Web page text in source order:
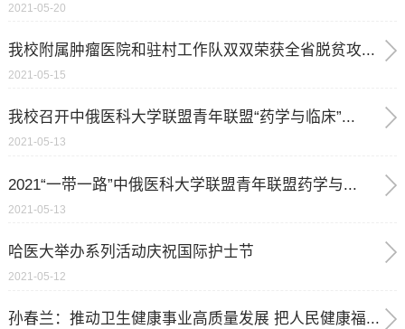
2021-05-20
我校附属肿瘤医院和驻村工作队双双荣获全省脱贫攻...
2021-05-15
我校召开中俄医科大学联盟青年联盟“药学与临床”...
2021-05-13
2021“一带一路”中俄医科大学联盟青年联盟药学与...
2021-05-13
哈医大举办系列活动庆祝国际护士节
2021-05-12
孙春兰：推动卫生健康事业高质量发展 把人民健康福...